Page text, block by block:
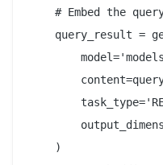
# Embed the
query_result =
    )